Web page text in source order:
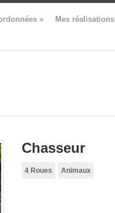
» Mes réalisations
Chasseur
4 Roues Animaux